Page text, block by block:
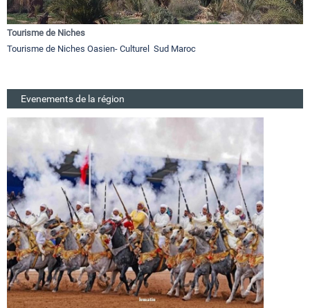
Tourisme de Niches
Tourisme de Niches Oasien- Culturel Sud Maroc
Evenements de la région